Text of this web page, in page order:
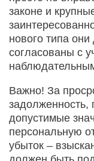
законе и
нового типа
согласованы с
Важно! За
допустимые
персональную
убыток –